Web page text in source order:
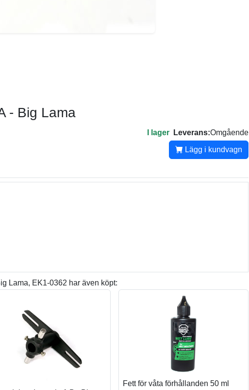
- Big Lama
I lager Leverans:Omgående
Lägg i kundvagn
Lama, EK1-0362 har även köpt:
Fett för våta förhållanden 50 ml